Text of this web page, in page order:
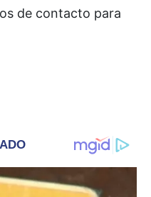
de contacto para